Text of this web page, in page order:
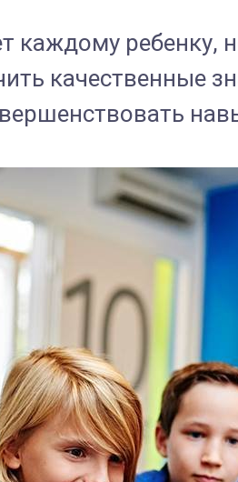
ребенку,
качественные